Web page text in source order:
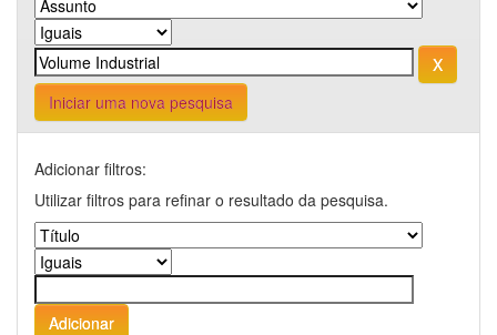
Iniciar uma nova pesquisa
Adicionar filtros:
Utilizar filtros para refinar o resultado da pesquisa.